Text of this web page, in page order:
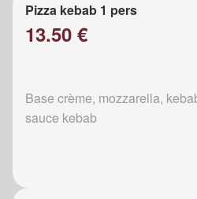
Pizza kebab 1 pers
13.50 €
Base crème, mozzarella,
sauce kebab